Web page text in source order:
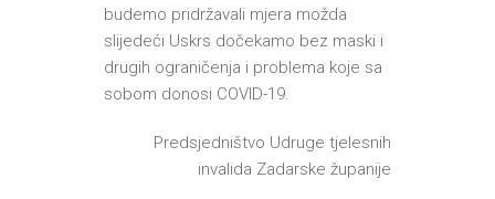
budemo pridržavali mjera možda
slijedeći Uskrs dočekamo bez maski i
drugih ograničenja i problema koje sa
sobom donosi COVID-19.
Predsjedništvo Udruge tjelesnih
invalida Zadarske županije